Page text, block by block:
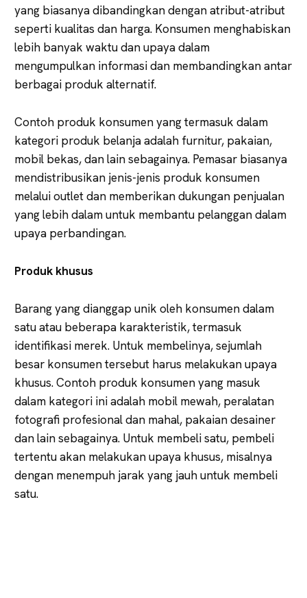
yang biasanya dibandingkan dengan atribut-atribut
seperti kualitas dan harga. Konsumen menghabiskan
lebih banyak waktu dan upaya dalam
mengumpulkan informasi dan membandingkan antar
berbagai produk alternatif.
Contoh produk konsumen yang termasuk dalam
kategori produk belanja adalah furnitur, pakaian,
mobil bekas, dan lain sebagainya. Pemasar biasanya
mendistribusikan jenis-jenis produk konsumen
melalui outlet dan memberikan dukungan penjualan
yang lebih dalam untuk membantu pelanggan dalam
upaya perbandingan.
Produk khusus
Barang yang dianggap unik oleh konsumen dalam
satu atau beberapa karakteristik, termasuk
identifikasi merek. Untuk membelinya, sejumlah
besar konsumen tersebut harus melakukan upaya
khusus. Contoh produk konsumen yang masuk
dalam kategori ini adalah mobil mewah, peralatan
fotografi profesional dan mahal, pakaian desainer
dan lain sebagainya. Untuk membeli satu, pembeli
tertentu akan melakukan upaya khusus, misalnya
dengan menempuh jarak yang jauh untuk membeli
satu.